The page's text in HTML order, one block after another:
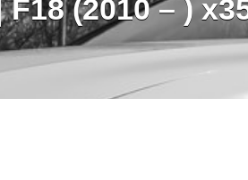
(2010 – )